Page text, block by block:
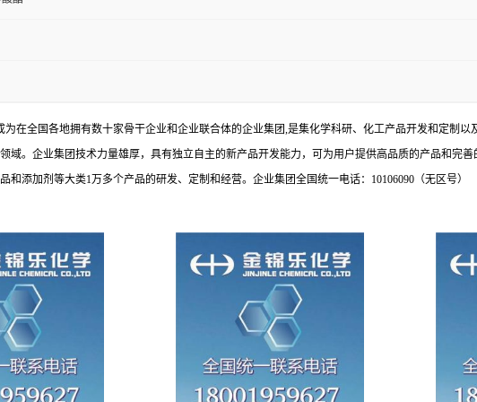
在全国各地拥有数十家骨干企业和企业联合体的企业集团,是集化学科研、化工产品开发和定制
。企业集团技术力量雄厚，具有独立自主的新产品开发能力，可为用户提供高品质的产品和完
添加剂等大类1万多个产品的研发、定制和经营。企业集团全国统一电话：10106090（无区号）